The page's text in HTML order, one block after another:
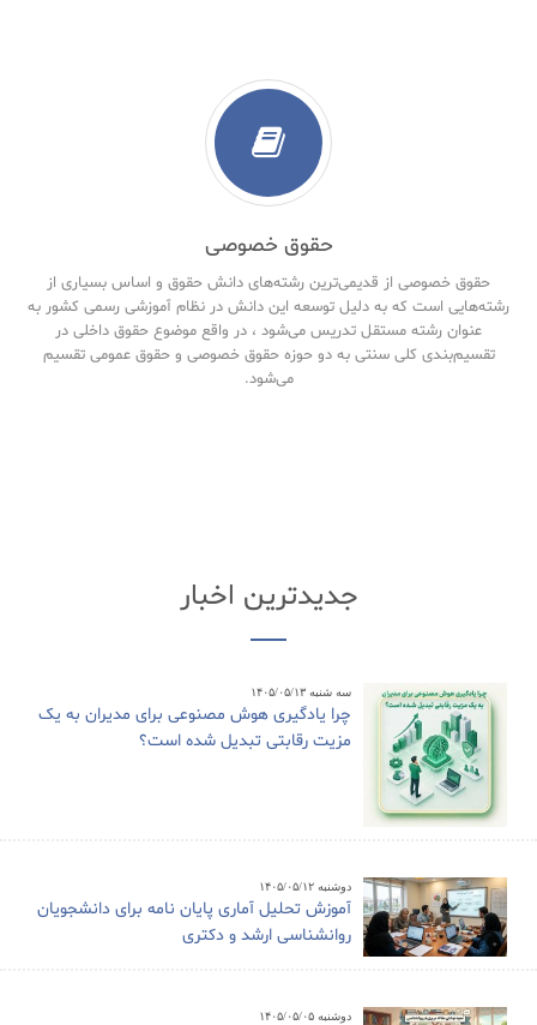
حقوق خصوصی
حقوق خصوصی از قدیمی‌ترین رشته‌های دانش حقوق و اساس بسیاری از
رشته‌هایی است که به دلیل توسعه این دانش در نظام آموزشی رسمی کشور به
عنوان رشته مستقل تدریس می‌شود ، در واقع موضوع حقوق داخلی در
تقسیم‌بندی کلی سنتی به دو حوزه حقوق خصوصی و حقوق‌ عمومی تقسیم
می‌شود.
جدیدترین اخبار
سه شنبه ۱۴۰۵/۰۵/۱۳
چرا یادگیری هوش مصنوعی برای مدیران به یک
مزیت رقابتی تبدیل شده است؟
دوشنبه ۱۴۰۵/۰۵/۱۲
آموزش تحلیل آماری پایان نامه برای دانشجویان
روانشناسی ارشد و دکتری
دوشنبه ۱۴۰۵/۰۵/۰۵